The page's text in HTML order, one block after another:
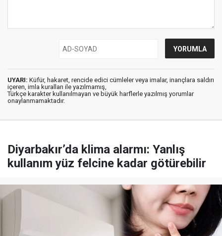
UYARI: Küfür, hakaret, rencide edici cümleler veya imalar, inançlara saldırı
içeren, imla kuralları ile yazılmamış,
Türkçe karakter kullanılmayan ve büyük harflerle yazılmış yorumlar
onaylanmamaktadır.
Diyarbakır’da klima alarmı: Yanlış
kullanım yüz felcine kadar götürebilir